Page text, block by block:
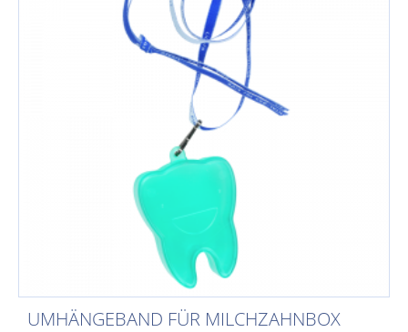
UMHÄNGEBAND FÜR MILCHZAHNBOX